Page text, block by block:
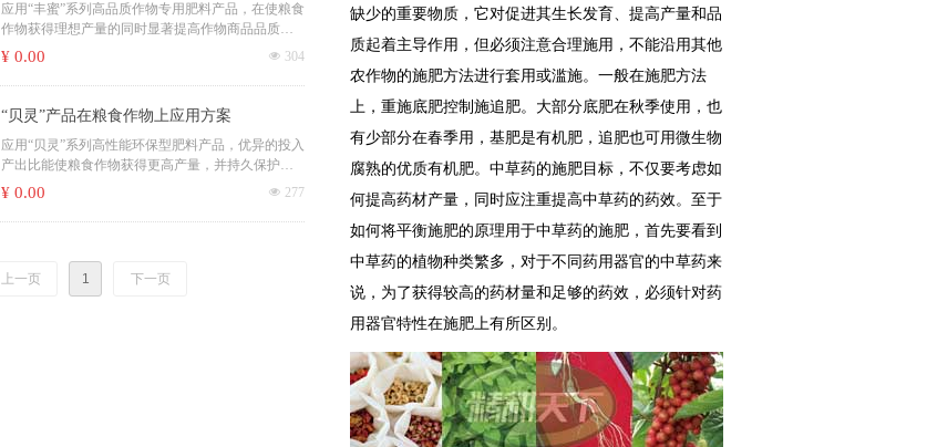
应用“丰蜜”系列高品质作物专用肥料产品，在使粮食
作物获得理想产量的同时显著提高作物商品品质，
特别适合绿色精品农业种植使用。
넶 304
¥ 0.00
“贝灵”产品在粮食作物上应用方案
应用“贝灵”系列高性能环保型肥料产品，优异的投入
产出比能使粮食作物获得更高产量，并持久保护土
壤地力。
넶 277
¥ 0.00
上一页 1 下一页
缺少的重要物质，它对促进其生长发育、提高产量和品
质起着主导作用，但必须注意合理施用，不能沿用其他
农作物的施肥方法进行套用或滥施。一般在施肥方法
上，重施底肥控制施追肥。大部分底肥在秋季使用，也
有少部分在春季用，基肥是有机肥，追肥也可用微生物
腐熟的优质有机肥。中草药的施肥目标，不仅要考虑如
何提高药材产量，同时应注重提高中草药的药效。至于
如何将平衡施肥的原理用于中草药的施肥，首先要看到
中草药的植物种类繁多，对于不同药用器官的中草药来
说，为了获得较高的药材量和足够的药效，必须针对药
用器官特性在施肥上有所区别。